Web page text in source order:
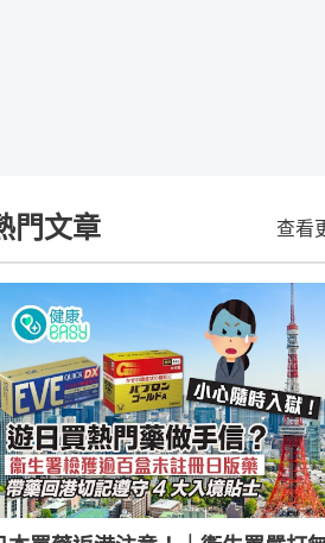
門文章 查看